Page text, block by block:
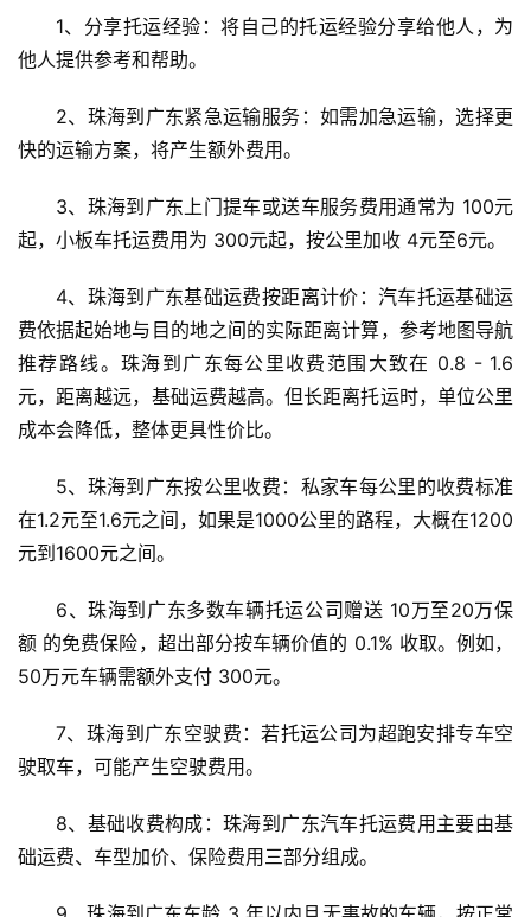
1、分享托运经验：将自己的托运经验分享给他人，为
他人提供参考和帮助。
2、珠海到广东紧急运输服务：如需加急运输，选择更
快的运输方案，将产生额外费用。
3、珠海到广东上门提车或送车服务费用通常为 100元
起，小板车托运费用为 300元起，按公里加收 4元至6元。
4、珠海到广东基础运费按距离计价：汽车托运基础运
费依据起始地与目的地之间的实际距离计算，参考地图导航
推荐路线。珠海到广东每公里收费范围大致在 0.8 - 1.6
元，距离越远，基础运费越高。但长距离托运时，单位公里
成本会降低，整体更具性价比。
5、珠海到广东按公里收费：私家车每公里的收费标准
在1.2元至1.6元之间，如果是1000公里的路程，大概在1200
元到1600元之间。
6、珠海到广东多数车辆托运公司赠送 10万至20万保
额 的免费保险，超出部分按车辆价值的 0.1% 收取。例如，
50万元车辆需额外支付 300元。
7、珠海到广东空驶费：若托运公司为超跑安排专车空
驶取车，可能产生空驶费用。
8、基础收费构成：珠海到广东汽车托运费用主要由基
础运费、车型加价、保险费用三部分组成。